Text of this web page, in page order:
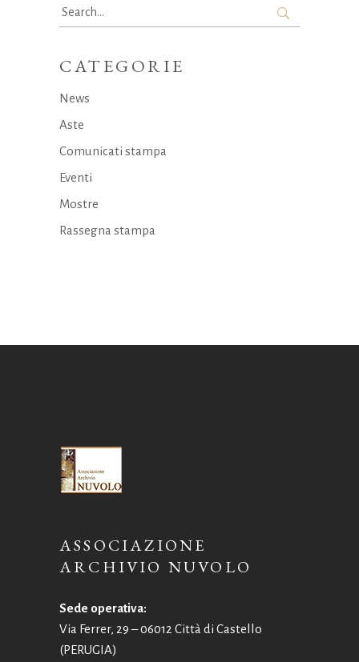
Search
for:
CATEGORIE
News
Aste
Comunicati stampa
Eventi
Mostre
Rassegna stampa
ASSOCIAZIONE
ARCHIVIO NUVOLO
Sede operativa:
Via Ferrer, 29 – 06012 Città di Castello
(PERUGIA)